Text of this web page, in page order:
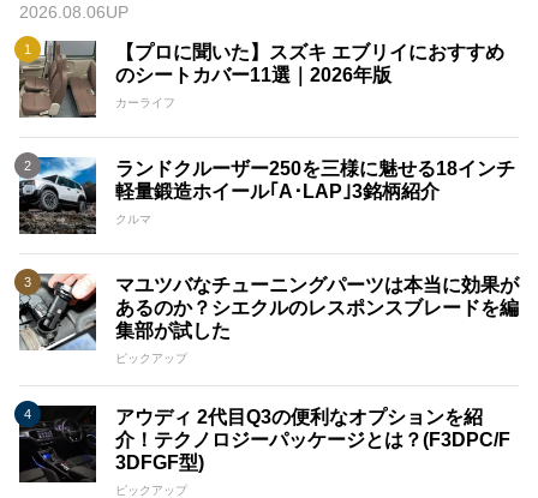
2026.08.06UP
【プロに聞いた】スズキ エブリイにおすすめ
のシートカバー11選｜2026年版
カーライフ
ランドクルーザー250を三様に魅せる18インチ
軽量鍛造ホイール｢A･LAP｣3銘柄紹介
クルマ
マユツバなチューニングパーツは本当に効果が
あるのか？シエクルのレスポンスブレードを編
集部が試した
ピックアップ
アウディ 2代目Q3の便利なオプションを紹
介！テクノロジーパッケージとは？(F3DPC/F
3DFGF型)
ピックアップ